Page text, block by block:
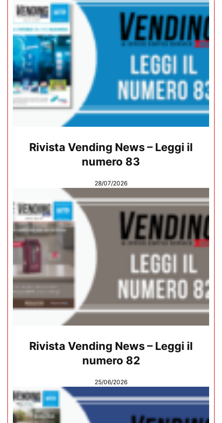
Rivista Vending News – Leggi il
numero 83
28/07/2026
Rivista Vending News – Leggi il
numero 82
25/06/2026